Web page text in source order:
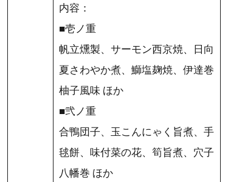
内容：
■壱ノ重
帆立燻製、サーモン西京焼、日向
夏さわやか煮、鰤塩麹焼、伊達巻
柚子風味 ほか
■弐ノ重
合鴨団子、玉こんにゃく旨煮、手
毬餅、味付菜の花、筍旨煮、穴子
八幡巻 ほか